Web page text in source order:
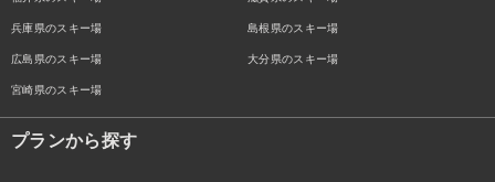
兵庫県のスキー場 島根県のスキー場
広島県のスキー場 大分県のスキー場
宮崎県のスキー場
プランから探す